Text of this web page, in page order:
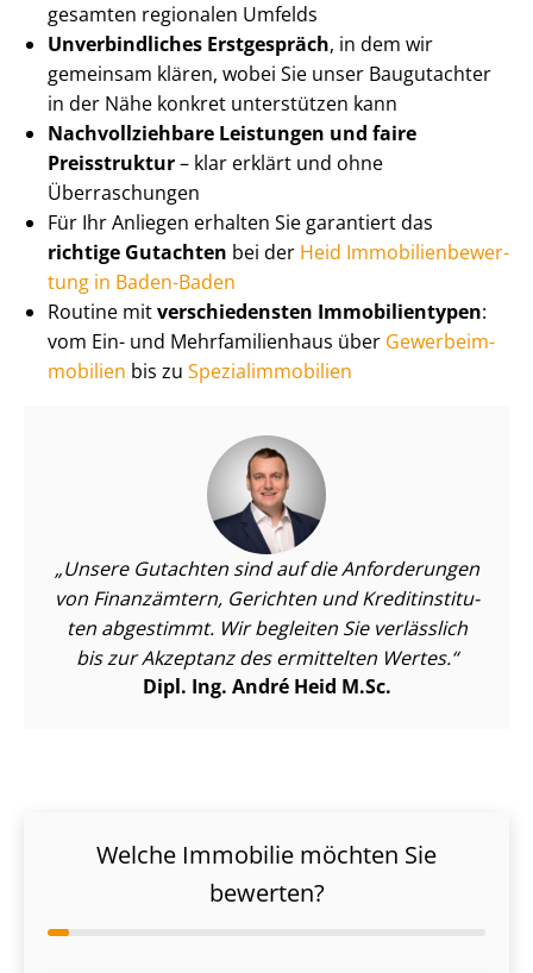
gesamten regionalen Umfelds
Unverbindliches Erstgespräch, in dem wir
gemeinsam klären, wobei Sie unser Baugutachter
in der Nähe konkret unterstützen kann
Nach­voll­zieh­ba­re Leistungen und faire
Preisstruktur– klar erklärt und ohne
Überraschungen
Für Ihr Anliegen erhalten Sie garantiert das
richtige Gutachten bei der Heid Im­mo­bi­li­en­be­wer­
tung in Baden-Baden
Routine mitverschiedensten Immobilientypen:
vom Ein- und Mehr­fa­mi­li­en­haus über Ge­wer­be­im­
mo­bi­li­en bis zu Spe­zi­al­im­mo­bi­li­en
Unsere Gutachten sind auf die Anforderungen
von Finanzämtern, Gerichten und Kre­dit­in­sti­tu­
ten abgestimmt. Wir begleiten Sie verlässlich
bis zur Akzeptanz des ermittelten Wertes.
Dipl. Ing. André Heid M.Sc.
Welche Immobilie möchten Sie
bewerten?